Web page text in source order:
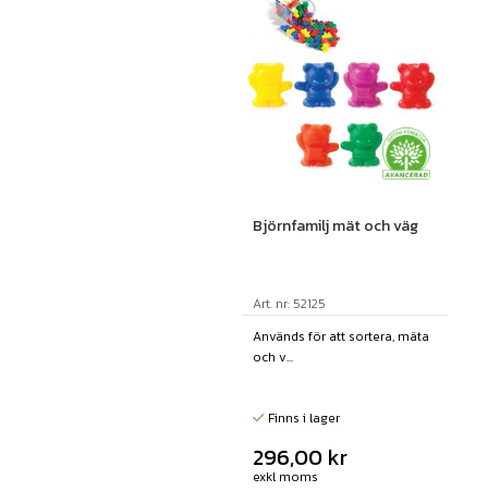
Björnfamilj mät och väg
Art. nr: 52125
Används för att sortera, mäta
och v...
Finns i lager
296,00 kr
exkl moms